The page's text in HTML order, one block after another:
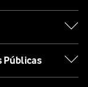
Públicas